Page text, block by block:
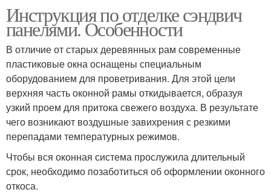
Инструкция по отделке сэндвич
панелями. Особенности
В отличие от старых деревянных рам современные
пластиковые окна оснащены специальным
оборудованием для проветривания. Для этой цели
верхняя часть оконной рамы откидывается, образуя
узкий проем для притока свежего воздуха. В результате
чего возникают воздушные завихрения с резкими
перепадами температурных режимов.
Чтобы вся оконная система прослужила длительный
срок, необходимо позаботиться об оформлении оконного
откоса.